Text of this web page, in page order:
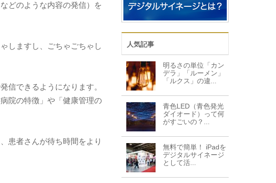
どのような内容の発信）を
しますし、ごちゃごちゃし
信できるようになります。
院の特徴」や「健康管理の
患者さんが待ち時間をより
人気記事
明るさの単位「カン
デラ」「ルーメン」
「ルクス」の違...
青色LED（青色発光
ダイオード）って何
がすごいの？...
無料で簡単！ iPadを
デジタルサイネージ
として活...